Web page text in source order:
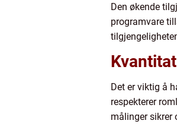
Den økende
programvare
Det er viktig å
respekterer
målinger sikrer